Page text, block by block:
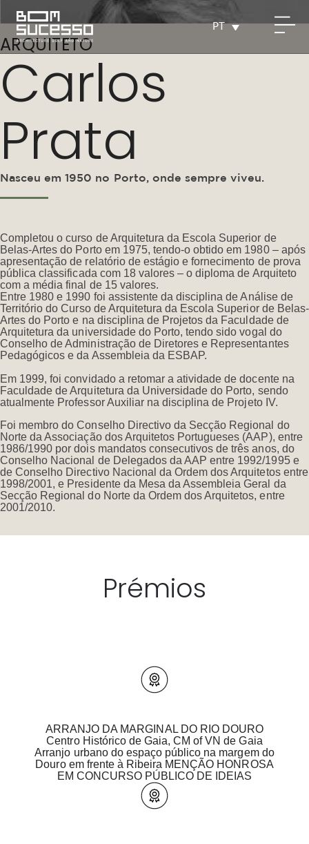
PT
ARQUITETO
Carlos
Prata
Nasceu em 1950 no Porto, onde sempre viveu.
Completou o curso de Arquitetura da Escola Superior de
Belas-Artes do Porto em 1975, tendo-o obtido em 1980 – após
apresentação de relatório de estágio e fornecimento de prova
pública classificada com 18 valores – o diploma de Arquiteto
com a média final de 15 valores.
Entre 1980 e 1990 foi assistente da disciplina de Análise de
Território do Curso de Arquitetura da Escola Superior de Belas-
Artes do Porto e na disciplina de Projetos da Faculdade de
Arquitetura da universidade do Porto, tendo sido vogal do
Conselho de Administração de Diretores e Representantes
Pedagógicos e da Assembleia da ESBAP.
Em 1999, foi convidado a retomar a atividade de docente na
Faculdade de Arquitetura da Universidade do Porto, sendo
atualmente Professor Auxiliar na disciplina de Projeto IV.
Foi membro do Conselho Directivo da Secção Regional do
Norte da Associação dos Arquitetos Portugueses (AAP), entre
1986/1990 por dois mandatos consecutivos de três anos, do
Conselho Nacional de Delegados da AAP entre 1992/1995 e
de Conselho Directivo Nacional da Ordem dos Arquitetos entre
1998/2001, e Presidente da Mesa da Assembleia Geral da
Secção Regional do Norte da Ordem dos Arquitetos, entre
2001/2010.
Prémios
ARRANJO DA MARGINAL DO RIO DOURO
Centro Histórico de Gaia, CM of VN de Gaia
Arranjo urbano do espaço público na margem do
Douro em frente à Ribeira MENÇÃO HONROSA
EM CONCURSO PÚBLICO DE IDEIAS